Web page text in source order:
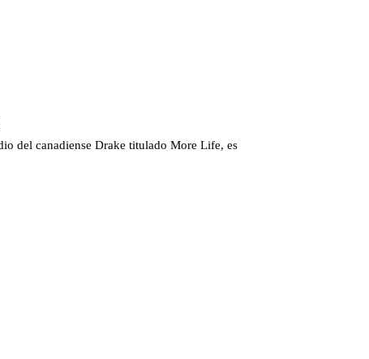
del canadiense Drake titulado More Life, es